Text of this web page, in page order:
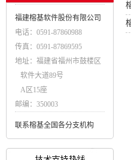
福建榕基软件股份有限公司
电话：0591-87860988
传真：0591-87869595
地址：福建省福州市鼓楼区
软件大道89号
A区15座
邮编：350003
联系榕基全国各分支机构